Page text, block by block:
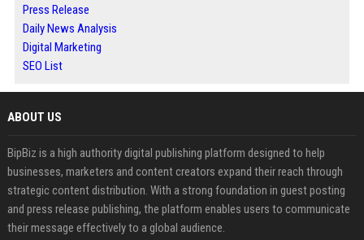
Press Release
Daily News Analysis
Digital Marketing
SEO List
ABOUT US
BipBiz is a high authority digital publishing platform designed to help
businesses, marketers and content creators expand their reach through
strategic content distribution. With a strong foundation in guest posting
and press release publishing, the platform enables users to communicate
their message effectively to a global audience.